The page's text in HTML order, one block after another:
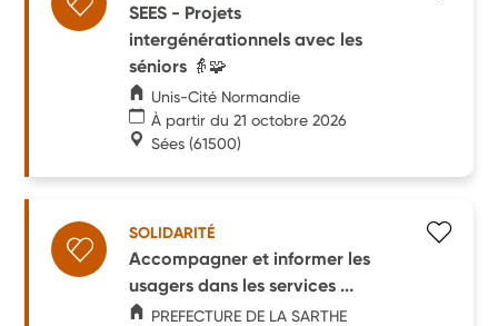
SEES - Projets
intergénérationnels avec les
séniors 👵🧩
Unis-Cité Normandie
À partir du 21 octobre 2026
Sées (61500)
SOLIDARITÉ
Accompagner et informer les
usagers dans les services ...
PREFECTURE DE LA SARTHE